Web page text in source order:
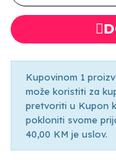
Kupovinom 1
može koristiti za
pretvoriti u Kupon
pokloniti svome
40,00 KM je uslov.